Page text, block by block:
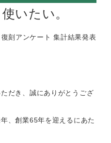
いたい。
刻アンケート 集計結果発表
だき、誠にありがとうござ
、創業65年を迎えるにあた